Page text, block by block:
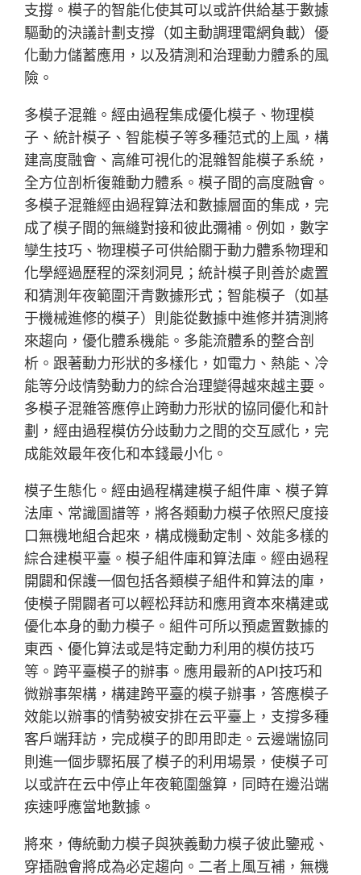
支撐。模子的智能化使其可以或許供給基于數據
驅動的決議計劃支撐（如主動調理電網負載）優
化動力儲蓄應用，以及猜測和治理動力體系的風
險。
多模子混雜。經由過程集成優化模子、物理模
子、統計模子、智能模子等多種范式的上風，構
建高度融會、高維可視化的混雜智能模子系統，
全方位剖析復雜動力體系。模子間的高度融會。
多模子混雜經由過程算法和數據層面的集成，完
成了模子間的無縫對接和彼此彌補。例如，數字
孿生技巧、物理模子可供給關于動力體系物理和
化學經過歷程的深刻洞見；統計模子則善於處置
和猜測年夜範圍汗青數據形式；智能模子（如基
于機械進修的模子）則能從數據中進修并猜測將
來趨向，優化體系機能。多能流體系的整合剖
析。跟著動力形狀的多樣化，如電力、熱能、冷
能等分歧情勢動力的綜合治理變得越來越主要。
多模子混雜答應停止跨動力形狀的協同優化和計
劃，經由過程模仿分歧動力之間的交互感化，完
成能效最年夜化和本錢最小化。
模子生態化。經由過程構建模子組件庫、模子算
法庫、常識圖譜等，將各類動力模子依照尺度接
口無機地組合起來，構成機動定制、效能多樣的
綜合建模平臺。模子組件庫和算法庫。經由過程
開闢和保護一個包括各類模子組件和算法的庫，
使模子開闢者可以輕松拜訪和應用資本來構建或
優化本身的動力模子。組件可所以預處置數據的
東西、優化算法或是特定動力利用的模仿技巧
等。跨平臺模子的辦事。應用最新的API技巧和
微辦事架構，構建跨平臺的模子辦事，答應模子
效能以辦事的情勢被安排在云平臺上，支撐多種
客戶端拜訪，完成模子的即用即走。云邊端協同
則進一個步驟拓展了模子的利用場景，使模子可
以或許在云中停止年夜範圍盤算，同時在邊沿端
疾速呼應當地數據。
將來，傳統動力模子與狹義動力模子彼此鑒戒、
穿插融會將成為必定趨向。二者上風互補，無機